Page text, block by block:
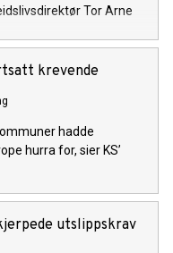
Tor Arne
krevende
hadde
hurra for, sier KS’
utslippskrav